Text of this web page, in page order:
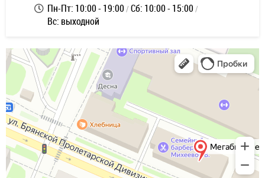
Пн-Пт: 10:00 - 19:00 Сб: 10:00 - 15:00
Вс: выходной